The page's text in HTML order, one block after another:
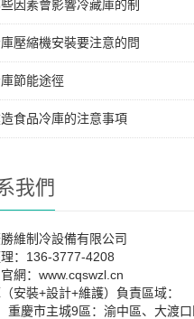
因素會影響冷藏庫的制
壓縮機安裝要注意的問
節能途徑
食品冷庫的注意事項
我們
維制冷設備有限公司
：136-3777-4208
網：www.cqswzl.cn
安裝+設計+維護）負責區域：
重慶市主城9區：渝中區、大渡口